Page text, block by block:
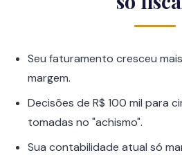
Seu faturamento cresceu
margem.
Decisões de R$ 100 mil para
tomadas no "achismo".
Sua contabilidade atual só